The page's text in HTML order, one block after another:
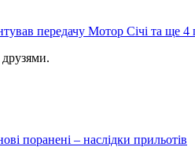
передачу Мотор Січі та ще 4
поранені – наслідки прильотів